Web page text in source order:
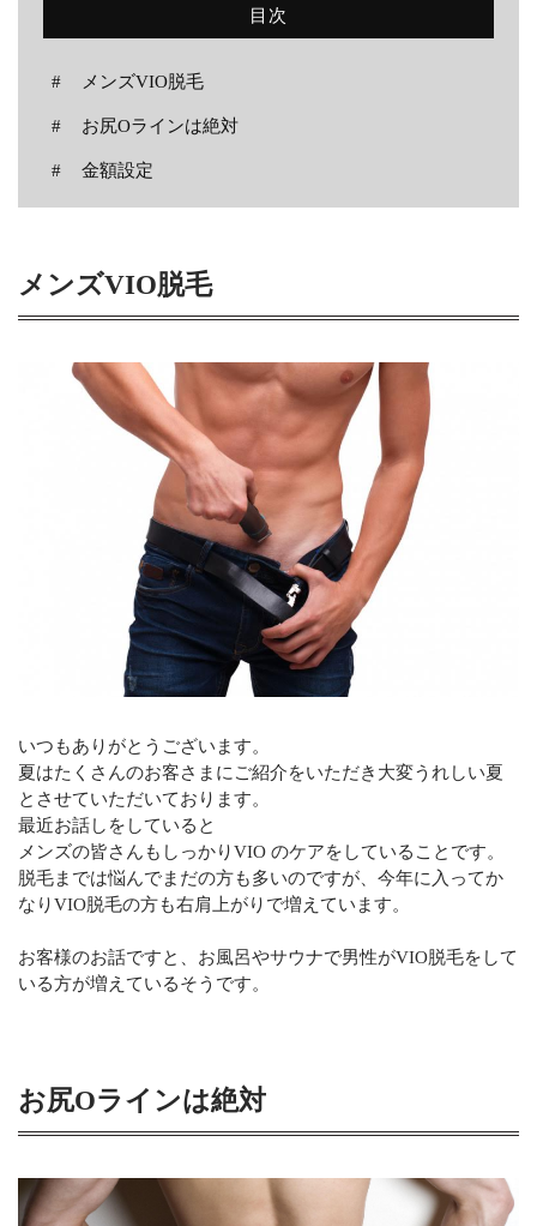
0538-39-3009
受付時間 10:30～19:00（日曜定休）
目次
メンズVIO脱毛
お尻Oラインは絶対
金額設定
メンズVIO脱毛
いつもありがとうございます。
夏はたくさんのお客さまにご紹介をいただき大変うれしい夏
とさせていただいております。
最近お話しをしていると
メンズの皆さんもしっかりVIO のケアをしていることです。
脱毛までは悩んでまだの方も多いのですが、今年に入ってか
なりVIO脱毛の方も右肩上がりで増えています。
お客様のお話ですと、お風呂やサウナで男性がVIO脱毛をして
いる方が増えているそうです。
お尻Oラインは絶対